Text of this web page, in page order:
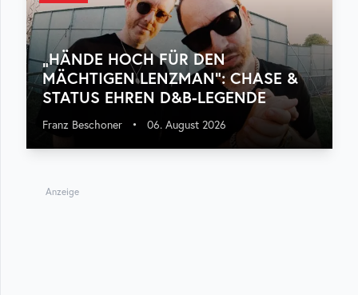
„HÄNDE HOCH FÜR DEN
MÄCHTIGEN LENZMAN“: CHASE &
STATUS EHREN D&B-LEGENDE
Franz Beschoner • 06. August 2026
Anzeige